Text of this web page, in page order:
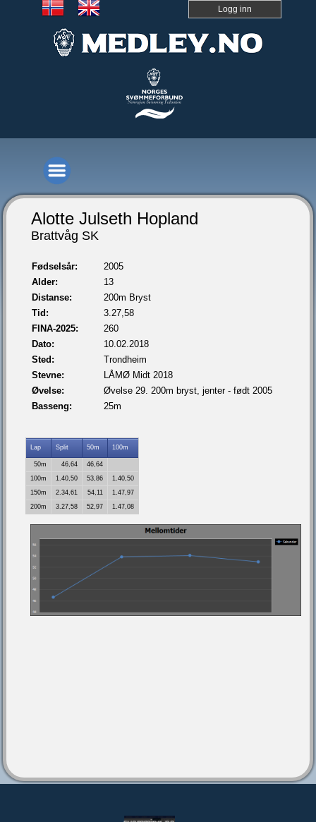
Logg inn
Alotte Julseth Hopland
Brattvåg SK
Fødselsår:
2005
Alder:
13
Distanse:
200m Bryst
Tid:
3.27,58
FINA-2025:
260
Dato:
10.02.2018
Sted:
Trondheim
Stevne:
LÅMØ Midt 2018
Øvelse:
Øvelse 29. 200m bryst, jenter - født 2005
Basseng:
25m
Lap Split 50m 100m
50m 46,64
46,64
100m
1.40,50 53,86
1.40,50
150m
2.34,61 54,11
1.47,97
200m
3.27,58 52,97 1.47,08